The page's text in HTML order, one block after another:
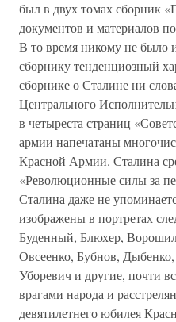
был в двух томах сборник
документов и материалов
В то время никому не было
сборнику тенденциозный
сборнике о Сталине ни
Центрального
в четыреста страниц
армии напечатаны
Красной Армии. Сталина
«Революционные силы за
Сталина даже не
изображены в портретах
Буденный, Блюхер,
Овсеенко, Бубнов,
Уборевич и другие, почти
врагами народа и
девятилетнего юбилея